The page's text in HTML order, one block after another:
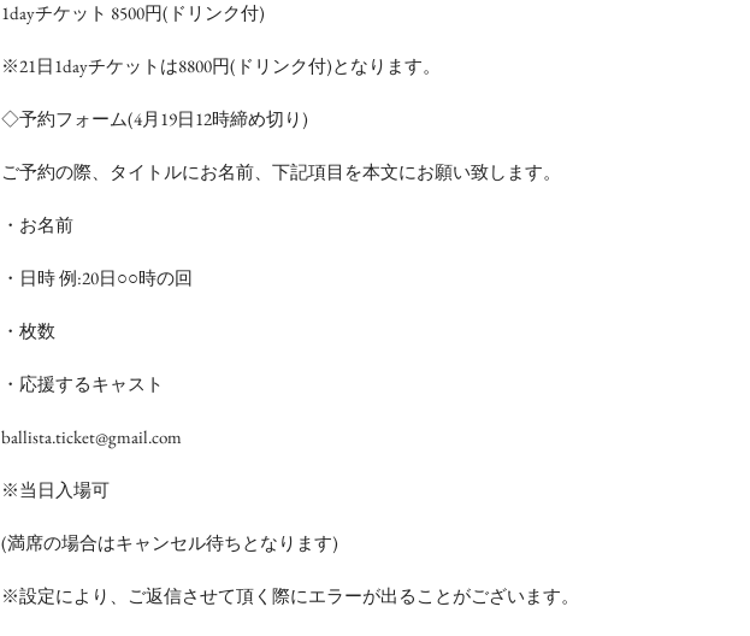
1dayチケット 8500円(ドリンク付)
※21日1dayチケットは8800円(ドリンク付)となります。
◇予約フォーム(4月19日12時締め切り)
ご予約の際、タイトルにお名前、下記項目を本文にお願い致します。
・お名前
・日時 例:20日○○時の回
・枚数
・応援するキャスト
ballista.ticket@gmail.com
※当日入場可
(満席の場合はキャンセル待ちとなります)
※設定により、ご返信させて頂く際にエラーが出ることがございます。